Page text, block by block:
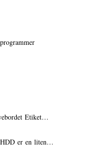
Etiket…
er en liten…